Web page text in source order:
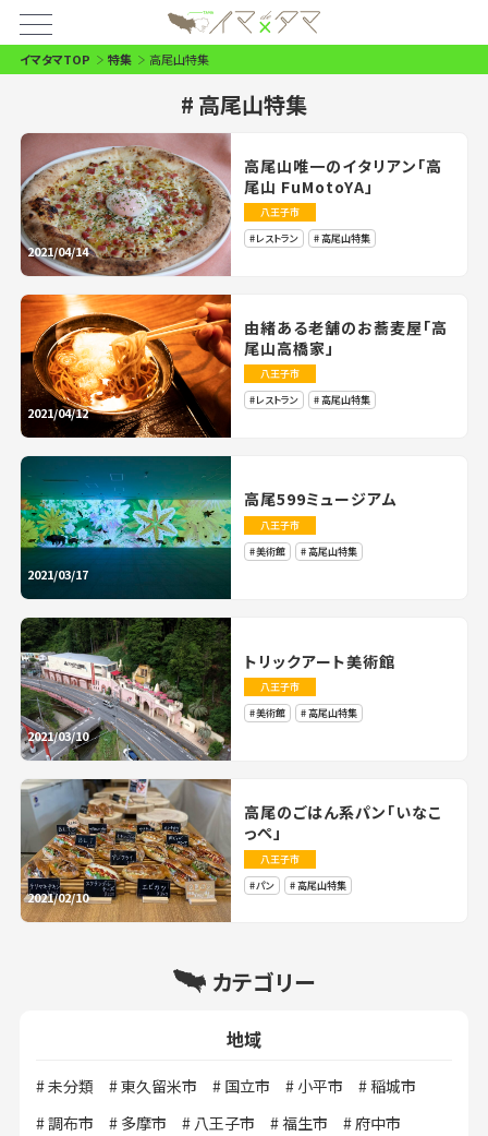
イマタマTOP 特集 高尾山特集
高尾山特集
2021/04/14
高尾山唯一のイタリアン「高
尾山 FuMotoYA」
八王子市
レストラン
高尾山特集
2021/04/12
由緒ある老舗のお蕎麦屋「高
尾山高橋家」
八王子市
レストラン
高尾山特集
2021/03/17
高尾599ミュージアム
八王子市
美術館
高尾山特集
2021/03/10
トリックアート美術館
八王子市
美術館
高尾山特集
2021/02/10
高尾のごはん系パン「いなこ
っぺ」
八王子市
パン
高尾山特集
カテゴリー
地域
未分類 東久留米市 国立市 小平市
稲城市
調布市
多摩市 八王子市 福生市
府中市